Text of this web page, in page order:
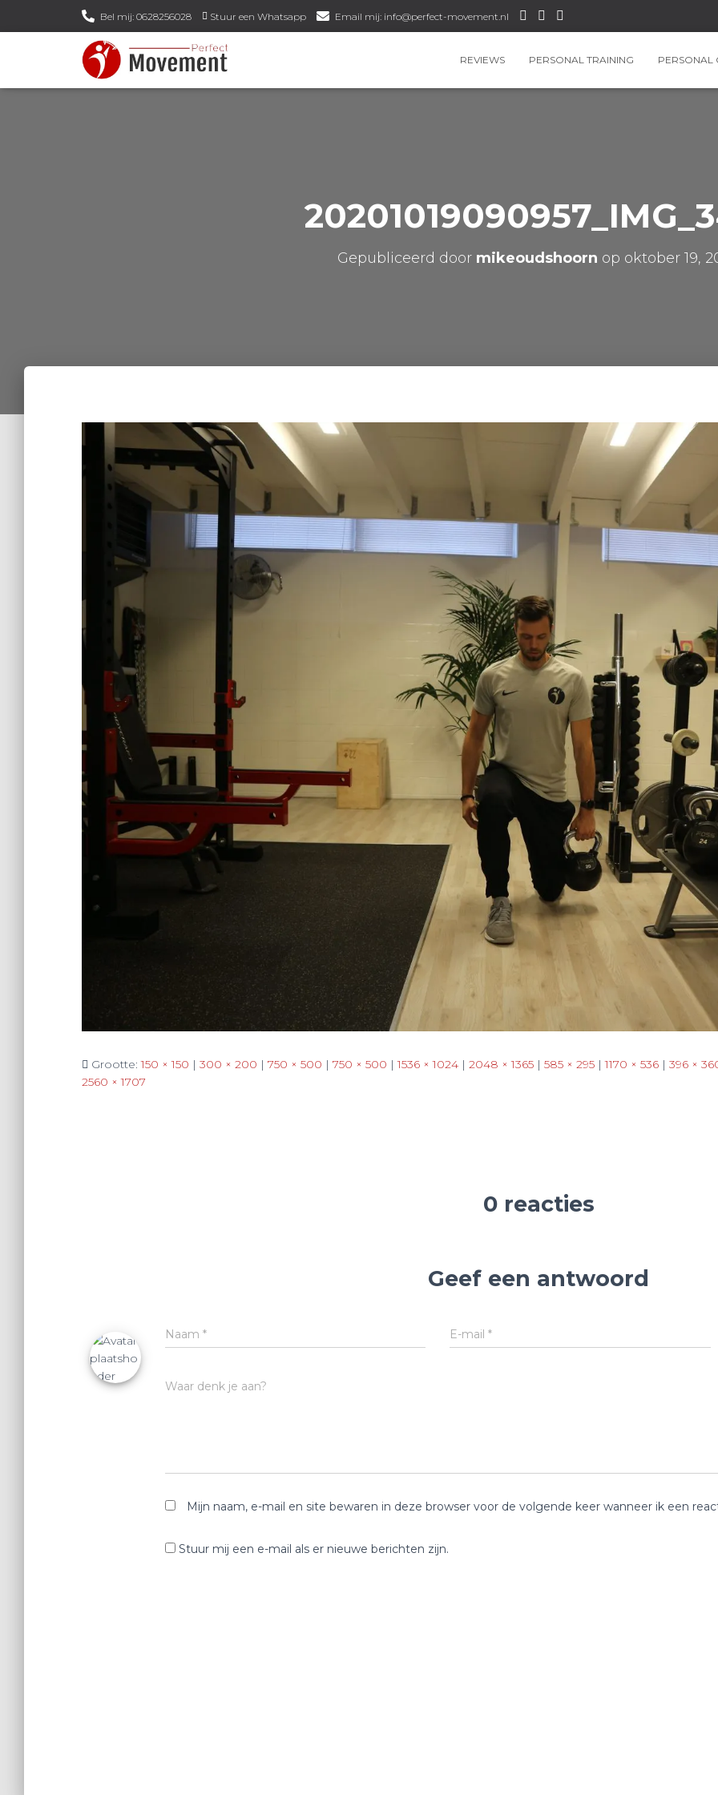
Bel mij: 0628256028 Stuur een Whatsapp Email mij: info@perfect-movement.nl
REVIEWS PERSONAL TRAINING PERSONAL
Gepubliceerd door mikeoudshoorn op oktober 19,
Grootte:150 × 150 | 300 × 200 | 750 × 500 | 750 × 500 | 1536 × 1024 | 2048 × 1365 | 585 × 295 | 1170 × 536 | 396 ×
2560 × 1707
0 reacties
Geef een antwoord
Naam * E-mail*
Waar denk je aan?
Mijn naam, e-mail en site bewaren in deze browser voor de volgende keer wanneer ik een
Stuur mij een e-mail als er nieuwe berichten zijn.